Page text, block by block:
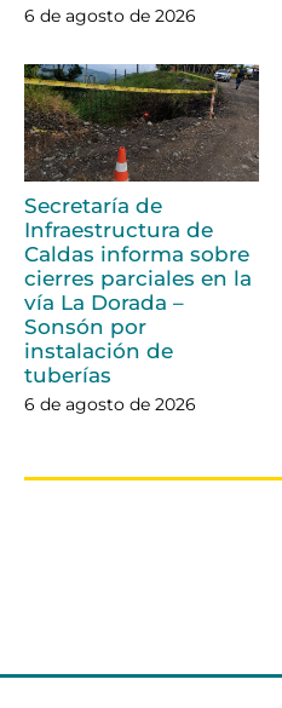
6 de agosto de 2026
Secretaría de
Infraestructura de
Caldas informa sobre
cierres parciales en la
vía La Dorada –
Sonsón por
instalación de
tuberías
6 de agosto de 2026